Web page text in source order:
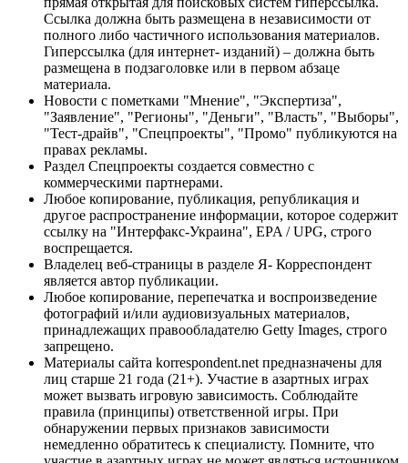
Ссылка должна быть размещена в независимости от
полного либо частичного использования материалов.
Гиперссылка (для интернет- изданий) – должна быть
размещена в подзаголовке или в первом абзаце
материала.
Новости с пометками "Мнение", "Экспертиза",
"Заявление", "Регионы", "Деньги", "Власть", "Выборы",
"Тест-драйв", "Спецпроекты", "Промо" публикуются на
правах рекламы.
Раздел Спецпроекты создается совместно с
коммерческими партнерами.
Любое копирование, публикация, републикация и
другое распространение информации, которое содержит
ссылку на "Интерфакс-Украина", EPA / UPG, строго
воспрещается.
Владелец веб-страницы в разделе Я- Корреспондент
является автор публикации.
Любое копирование, перепечатка и воспроизведение
фотографий и/или аудиовизуальных материалов,
принадлежащих правообладателю Getty Images, строго
запрещено.
Материалы сайта korrespondent.net предназначены для
лиц старше 21 года (21+). Участие в азартных играх
может вызвать игровую зависимость. Соблюдайте
правила (принципы) ответственной игры. При
обнаружении первых признаков зависимости
немедленно обратитесь к специалисту. Помните, что